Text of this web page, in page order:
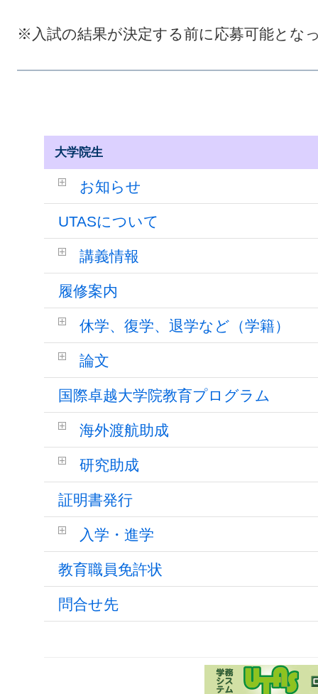
※入試の結果が決定する前に応募可能とな
大学院生
お知らせ
UTASについて
講義情報
履修案内
休学、復学、退学など（学籍）
論文
国際卓越大学院教育プログラム
海外渡航助成
研究助成
証明書発行
入学・進学
教育職員免許状
問合せ先